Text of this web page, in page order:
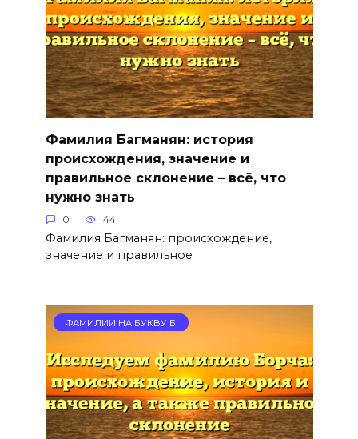
Фамилия Багманян: история
происхождения, значение и
правильное склонение – всё, что
нужно знать
0 44
Фамилия Багманян: происхождение,
значение и правильное
ФАМИЛИИ НА БУКВУ Б